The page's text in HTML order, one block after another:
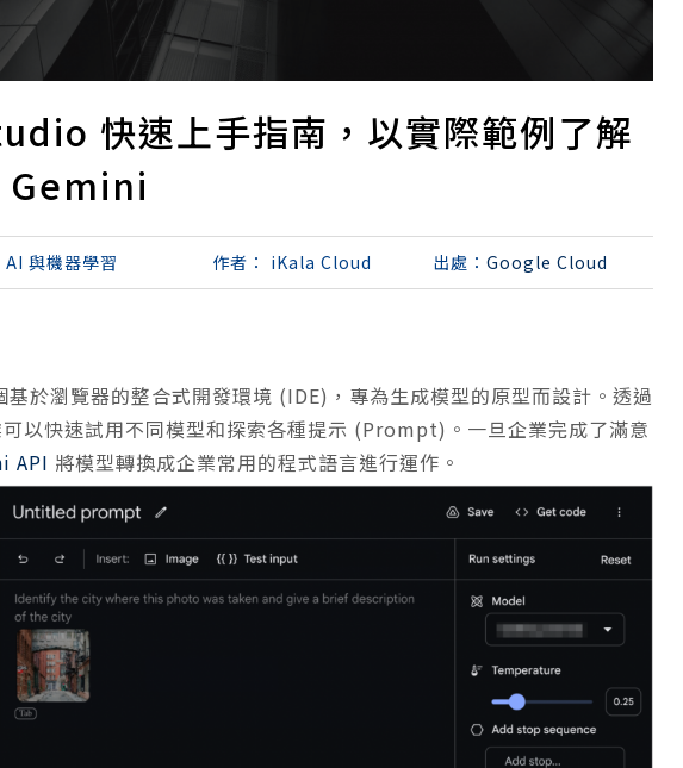
快速上手指南，以實際範例了解
Gemini
AI 與機器學習 作者： iKala Cloud 出處： Google Cloud
於瀏覽器的整合式開發環境 (IDE)，專為生成模型的原型而設計。透過
以快速試用不同模型和探索各種提示 (Prompt)。一旦企業完成了滿意
API 將模型轉換成企業常用的程式語言進行運作。